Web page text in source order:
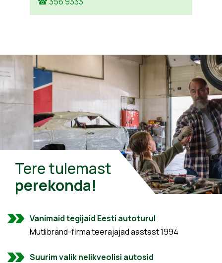
Tere tulemast
perekonda!
Vanimaid tegijaid Eesti autoturul
Mutlibränd-firma teerajajad aastast 1994
Suurim valik nelikveolisi autosid